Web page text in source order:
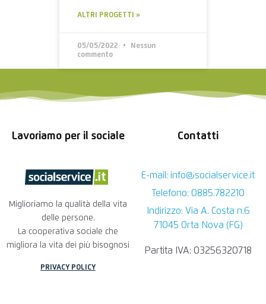
ALTRI PROGETTI »
05/05/2022
Nessun
commento
Lavoriamo per il sociale
Miglioriamo la qualità della vita
delle persone.
La cooperativa sociale che
migliora la vita dei più bisognosi
PRIVACY POLICY
Contatti
E-mail: info@socialservice.it
Telefono: 0885.782210
Indirizzo: Via A. Costa n.6
71045 Orta Nova (FG)
Partita IVA: 03256320718